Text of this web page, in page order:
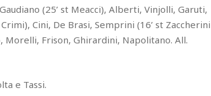
(25’ st Meacci), Alberti, Vinjolli, Garuti,
Cini, De Brasi, Semprini (16’ st Zaccherini
Morelli, Frison, Ghirardini, Napolitano. All.
e Tassi.